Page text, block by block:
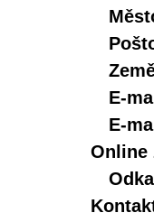
E-
E-
Online